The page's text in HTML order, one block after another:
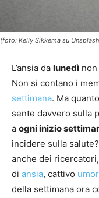
(foto: Kelly Sikkema su
L’ansia da lunedì
Non si contano i
settimana. Ma
sente davvero sulla
a ogni inizio
incidere sulla
anche dei
di ansia, cattivo
della settimana ora